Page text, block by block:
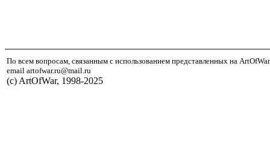
По всем вопросам, связанным с использованием представленных на
email artofwar.ru@mail.ru
(с) ArtOfWar, 1998-2025